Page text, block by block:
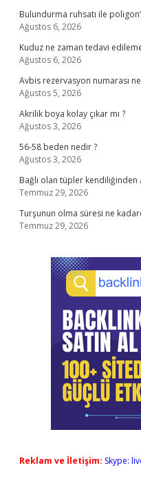
Bulundurma ruhsatı ile
Ağustos 6, 2026
Kuduz ne zaman tedavi
Ağustos 6, 2026
Avbis rezervasyon numarası
Ağustos 5, 2026
Akrilik boya kolay çıkar mı ?
Ağustos 3, 2026
56-58 beden nedir ?
Ağustos 3, 2026
Bağlı olan tüpler kendiliğinden
Temmuz 29, 2026
Turşunun olma süresi ne
Temmuz 29, 2026
Reklam ve İletişim: Skype: